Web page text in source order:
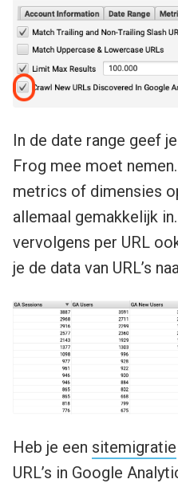
In de date range geef
Frog mee moet
metrics of dimensies
allemaal gemakkelijk
vervolgens per URL
je de data van URL’s
Heb je een sitemigratie
URL’s in Google